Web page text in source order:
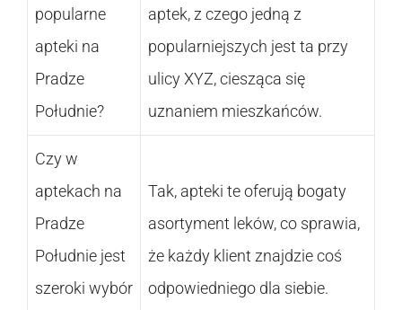
popularne
apteki na
Pradze
Południe?
aptek, z czego jedną z
popularniejszych jest ta przy
ulicy XYZ, ciesząca się
uznaniem mieszkańców.
Czy w
aptekach na
Pradze
Południe jest
szeroki wybór
Tak, apteki te oferują bogaty
asortyment leków, co sprawia,
że każdy klient znajdzie coś
odpowiedniego dla siebie.